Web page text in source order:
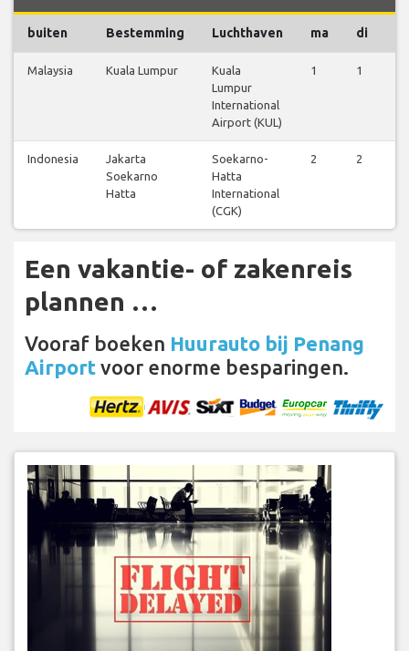
buiten Bestemming Luchthaven ma di
Malaysia Kuala Lumpur
Kuala
Lumpur
International
Airport (KUL)
1 1
Indonesia
Jakarta
Soekarno
Hatta
Soekarno-
Hatta
International
(CGK)
2 2
Een vakantie- of zakenreis
plannen …
Vooraf boeken Huurauto bij Penang
Airport voor enorme besparingen.